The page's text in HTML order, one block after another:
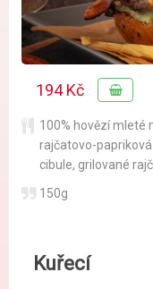
194 Kč
100% hovězí mleté
rajčatovo-
cibule, grilované
150g
Kuřecí